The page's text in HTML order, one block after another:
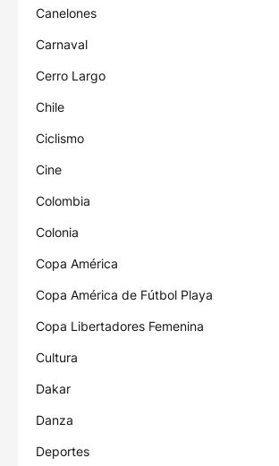
Canelones
Carnaval
Cerro Largo
Chile
Ciclismo
Cine
Colombia
Colonia
Copa América
Copa América de Fútbol Playa
Copa Libertadores Femenina
Cultura
Dakar
Danza
Deportes